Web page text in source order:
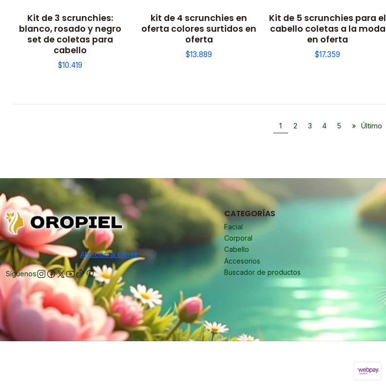
Kit de 3 scrunchies:
blanco, rosado y negro
set de coletas para
cabello
$10.419
kit de 4 scrunchies en
oferta colores surtidos en
oferta
$13.889
Kit de 5 scrunchies para el
cabello coletas a la moda
en oferta
$17.359
1 2 3 4 5 » Último
Atención al cliente
Síguenos
CATEGORÍAS
Facial
Corporal
Cabello
Accesorios
Buscador de productos